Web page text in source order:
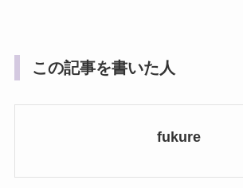
この記事を書いた人
fukure